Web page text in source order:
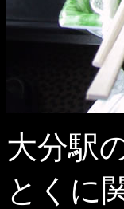
大分駅
とくに